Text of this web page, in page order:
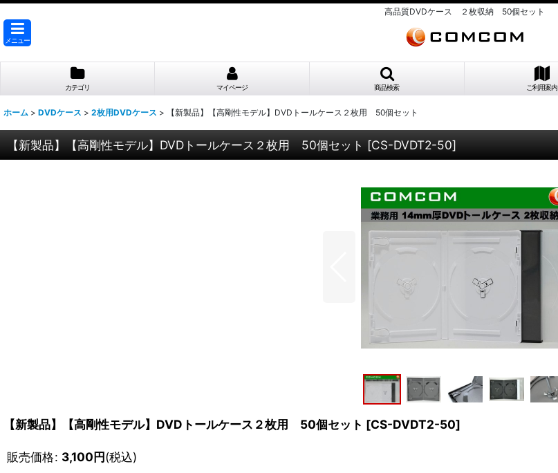
高品質DVDケース ２枚収納 50個セット
メニュー
カテゴリ マイページ 商品検索 ご利用案内
ホーム > DVDケース > 2枚用DVDケース > 【新製品】【高剛性モデル】DVDトールケース２枚用 50個セット
【新製品】【高剛性モデル】DVDトールケース２枚用 50個セット [CS-DVDT2-50]
【新製品】【高剛性モデル】DVDトールケース２枚用 50個セット [CS-DVDT2-50]
販売価格: 3,100円(税込)